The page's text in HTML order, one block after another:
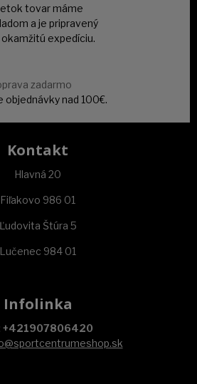
tovar máme
a je pripravený
okamžitú expedíciu.
zadarmo
objednávky nad 100€.
Kontakt
Hlavná 20
Fiľakovo 986 01
Ľudovita Štúra 5
Lučenec 984 01
Infolinka
+421907806420